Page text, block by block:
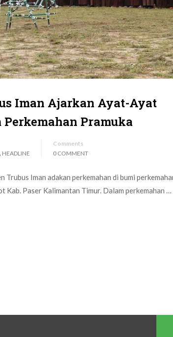
Iman Ajarkan Ayat-Ayat
Pramuka
, HEADLINE
Comments
0 COMMENT
Iman adakan perkemahan di bumi
Paser Kalimantan Timur. Dalam perkemahan …